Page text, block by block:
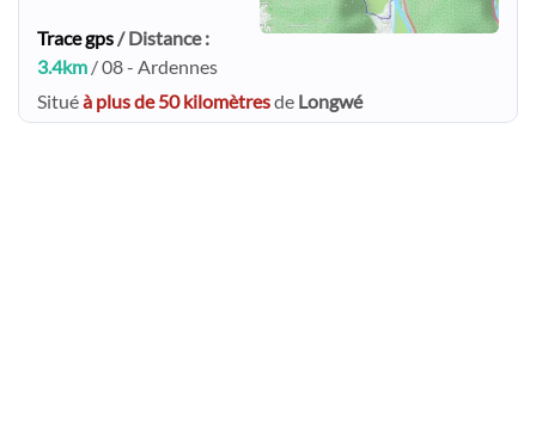
Trace gps/ Distance :
3.4km / 08 - Ardennes
Situéà plus de 50 kilomètresde Longwé